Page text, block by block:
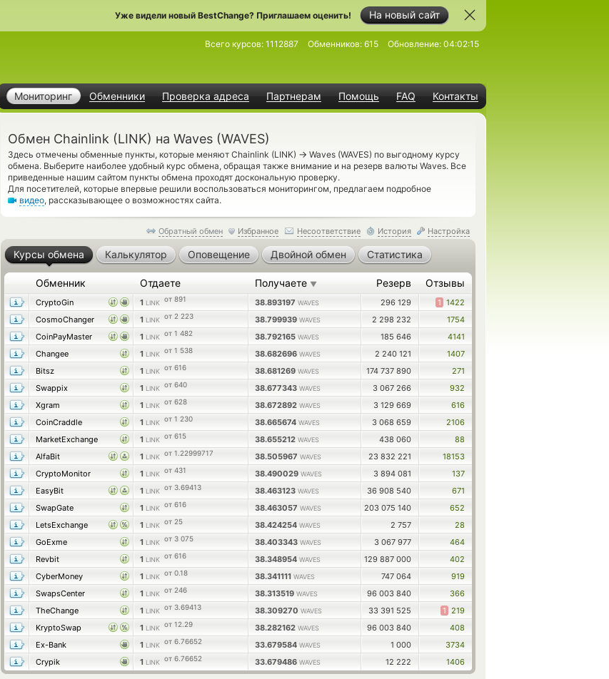
На новый сайт
Уже видели новый BestChange? Приглашаем оценить!
Мониторинг Обменники Проверка адреса Партнерам Помощь FAQ Контакты
Всего курсов: 1112887 Обменников: 615 Обновление: 04:02:15
Обмен Chainlink (LINK) на Waves (WAVES)
Здесь отмечены обменные пункты, которые меняют Chainlink (LINK) → Waves (WAVES) по выгодному курсу
обмена. Выберите наиболее удобный курс обмена, обращая также внимание и на резерв валюты Waves. Все
приведенные нашим сайтом пункты обмена проходят доскональную проверку.
Для посетителей, которые впервые решили воспользоваться мониторингом, предлагаем подробное
видео, рассказывающее о возможностях сайта.
Обратный обмен Избранное Несоответствие История Настройка
Курсы обмена Калькулятор Оповещение Двойной обмен Статистика
Обменник Отдаете Получаете ▼ Резерв Отзывы
CryptoGin 1 LINK от 891 38.893197 WAVES 296 129 1 1422
CosmoChanger
1 LINK от 2 223 38.799939 WAVES 2 298 232
1754
CoinPayMaster
1 LINK от 1 482 38.792165 WAVES 185 646
4141
Changee
1 LINK от 1 538 38.682696 WAVES 2 240 121
1407
Bitsz
1 LINK от 616 38.681269 WAVES 174 737 890
271
Swappix
1 LINK от 640 38.677343 WAVES 3 067 266
932
Xgram
1 LINK от 628 38.672892 WAVES 3 129 669
616
CoinCraddle
1 LINK от 1 230 38.665674 WAVES 3 068 659
2106
MarketExchange
1 LINK от 615 38.655212 WAVES 438 060
88
AlfaBit
1 LINK от 1.22999717 38.505967 WAVES 23 832 221
18153
CryptoMonitor
1 LINK от 431 38.490029 WAVES 3 894 081
137
EasyBit
1 LINK от 3.69413 38.463123 WAVES 36 908 540
671
SwapGate
1 LINK от 616 38.463057 WAVES 203 075 140
652
LetsExchange
1 LINK от 25 38.424254 WAVES 2 757
28
GoExme
1 LINK от 3 075 38.403343 WAVES 3 067 977
464
Revbit
1 LINK от 616 38.348954 WAVES 129 887 000
402
CyberMoney
1 LINK от 0.18 38.341111 WAVES 747 064
919
SwapsCenter
1 LINK от 246 38.313519 WAVES 96 003 840
366
TheChange
1 LINK от 3.69413 38.309270 WAVES 33 391 525 1 219
KryptoSwap
1 LINK от 12.29 38.282162 WAVES 96 003 840
408
Ex-Bank
1 LINK от 6.76652 33.679584 WAVES 1 000
3734
Crypik
1 LINK от 6.76652 33.679486 WAVES 12 222 1406